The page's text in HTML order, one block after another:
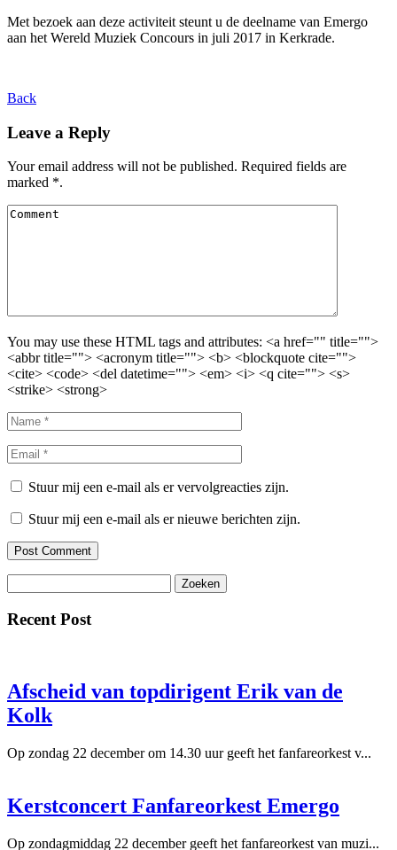
Met bezoek aan deze activiteit steunt u de deelname van Emergo
aan het Wereld Muziek Concours in juli 2017 in Kerkrade.
Back
Leave a Reply
Your email address will not be published. Required fields are
marked *.
You may use these HTML tags and attributes: <a href="" title="">
<abbr title=""> <acronym title=""> <b> <blockquote cite="">
<cite> <code> <del datetime=""> <em> <i> <q cite=""> <s>
<strike> <strong>
Stuur mij een e-mail als er vervolgreacties zijn.
Stuur mij een e-mail als er nieuwe berichten zijn.
naar:
Recent Post
Afscheid van topdirigent Erik van de
Kolk
Op zondag 22 december om 14.30 uur geeft het fanfareorkest v...
Kerstconcert Fanfareorkest Emergo
Op zondagmiddag 22 december geeft het fanfareorkest van muzi...